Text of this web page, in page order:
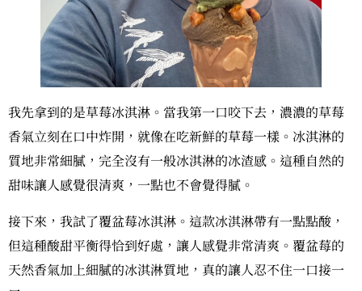
我先拿到的是草莓冰淇淋。當我第一口咬下去，濃濃的草莓
香氣立刻在口中炸開，就像在吃新鮮的草莓一樣。冰淇淋的
質地非常細膩，完全沒有一般冰淇淋的冰渣感。這種自然的
甜味讓人感覺很清爽，一點也不會覺得膩。
接下來，我試了覆盆莓冰淇淋。這款冰淇淋帶有一點點酸，
但這種酸甜平衡得恰到好處，讓人感覺非常清爽。覆盆莓的
天然香氣加上細膩的冰淇淋質地，真的讓人忍不住一口接一